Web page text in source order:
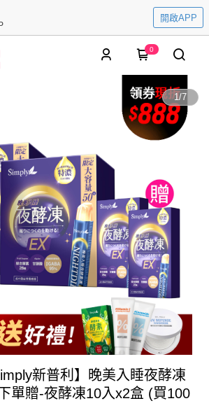
開啟APP
0
1/7
新普利】晚美入睡夜酵凍
單贈-夜酵凍10入x2盒 (買100